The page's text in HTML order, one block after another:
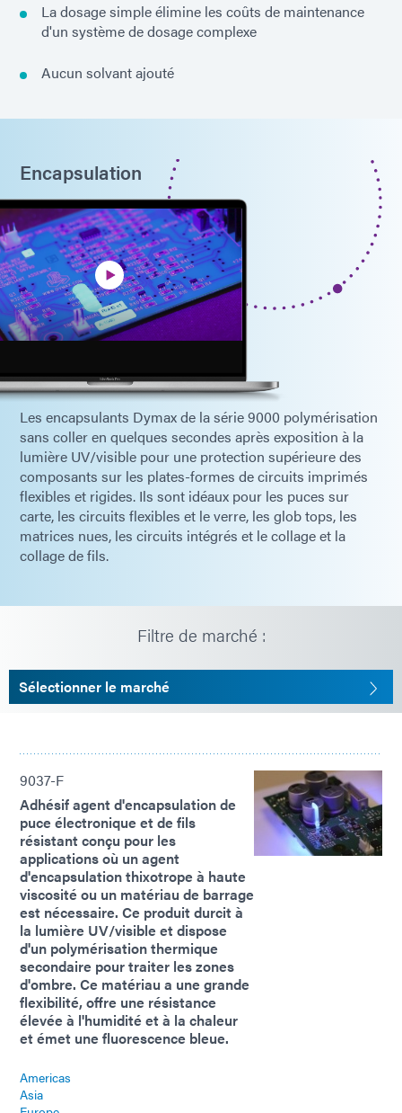
La dosage simple élimine les coûts de maintenance
d'un système de dosage complexe
Aucun solvant ajouté
Encapsulation
Les encapsulants Dymax de la série 9000 polymérisation
sans coller en quelques secondes après exposition à la
lumière UV/visible pour une protection supérieure des
composants sur les plates-formes de circuits imprimés
flexibles et rigides. Ils sont idéaux pour les puces sur
carte, les circuits flexibles et le verre, les glob tops, les
matrices nues, les circuits intégrés et le collage et la
collage de fils.
Filtre de marché :
Sélectionner le marché
9037-F
Adhésif agent d'encapsulation de
puce électronique et de fils
résistant conçu pour les
applications où un agent
d'encapsulation thixotrope à haute
viscosité ou un matériau de barrage
est nécessaire. Ce produit durcit à
la lumière UV/visible et dispose
d'un polymérisation thermique
secondaire pour traiter les zones
d'ombre. Ce matériau a une grande
flexibilité, offre une résistance
élevée à l'humidité et à la chaleur
et émet une fluorescence bleue.
Americas
Asia